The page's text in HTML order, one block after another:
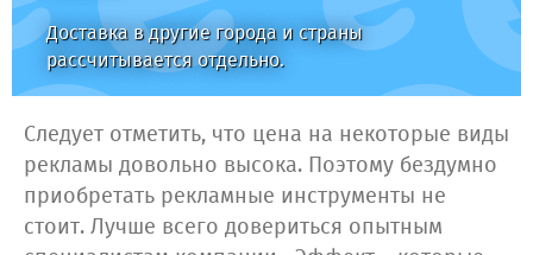
Доставка в другие города и страны
рассчитывается отдельно.
Следует отметить, что цена на некоторые виды
рекламы довольно высока. Поэтому бездумно
приобретать рекламные инструменты не
стоит. Лучше всего довериться опытным